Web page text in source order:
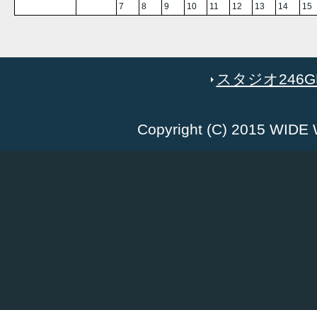
7 8 9 10 11 12 13 14 15
スタジオ
Copyright (C) 2015 WIDE